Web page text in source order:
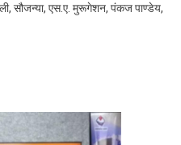
सौजन्या, एस.ए. मुरूगेशन, पंकज पाण्डेय,